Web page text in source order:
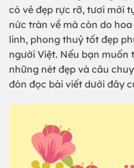
có vẻ đẹp rực rỡ, tươi mới
nức tràn về mà còn do
linh, phong thuỷ tốt đẹp
người Việt. Nếu bạn muốn
những nét đẹp và câu
đón đọc bài viết dưới đây